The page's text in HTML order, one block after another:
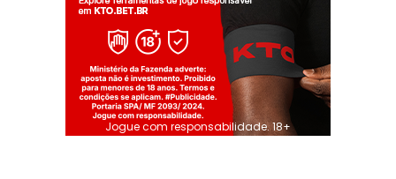
Jogue com responsabilidade. 18+